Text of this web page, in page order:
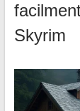
Skyrim